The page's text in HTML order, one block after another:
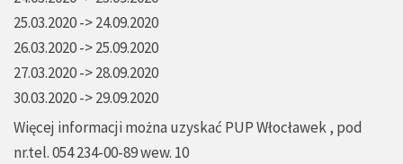
25.03.2020 -> 24.09.2020
26.03.2020 -> 25.09.2020
27.03.2020 -> 28.09.2020
30.03.2020 -> 29.09.2020
Więcej informacji można uzyskać PUP Włocławek , pod
nr.tel. 054 234-00-89 wew. 10